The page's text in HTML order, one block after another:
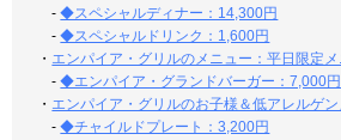
-◆スペシャルディナー：14,300円
-◆スペシャルドリンク：1,600円
・ エンパイア・グリルのメニュー：平日限定メ
-◆エンパイア・グランドバーガー：7,000円
・ エンパイア・グリルのお子様＆低アレルゲ
-◆チャイルドプレート：3,200円